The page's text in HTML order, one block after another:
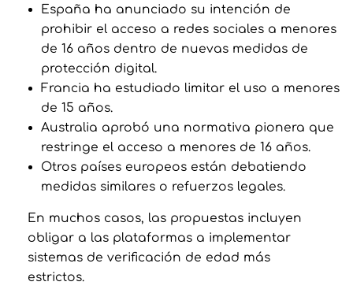
España ha anunciado su intención de
prohibir el acceso a redes sociales a menores
de 16 años dentro de nuevas medidas de
protección digital.
Francia ha estudiado limitar el uso a menores
de 15 años.
Australia aprobó una normativa pionera que
restringe el acceso a menores de 16 años.
Otros países europeos están debatiendo
medidas similares o refuerzos legales.
En muchos casos, las propuestas incluyen
obligar a las plataformas a implementar
sistemas de verificación de edad más
estrictos.